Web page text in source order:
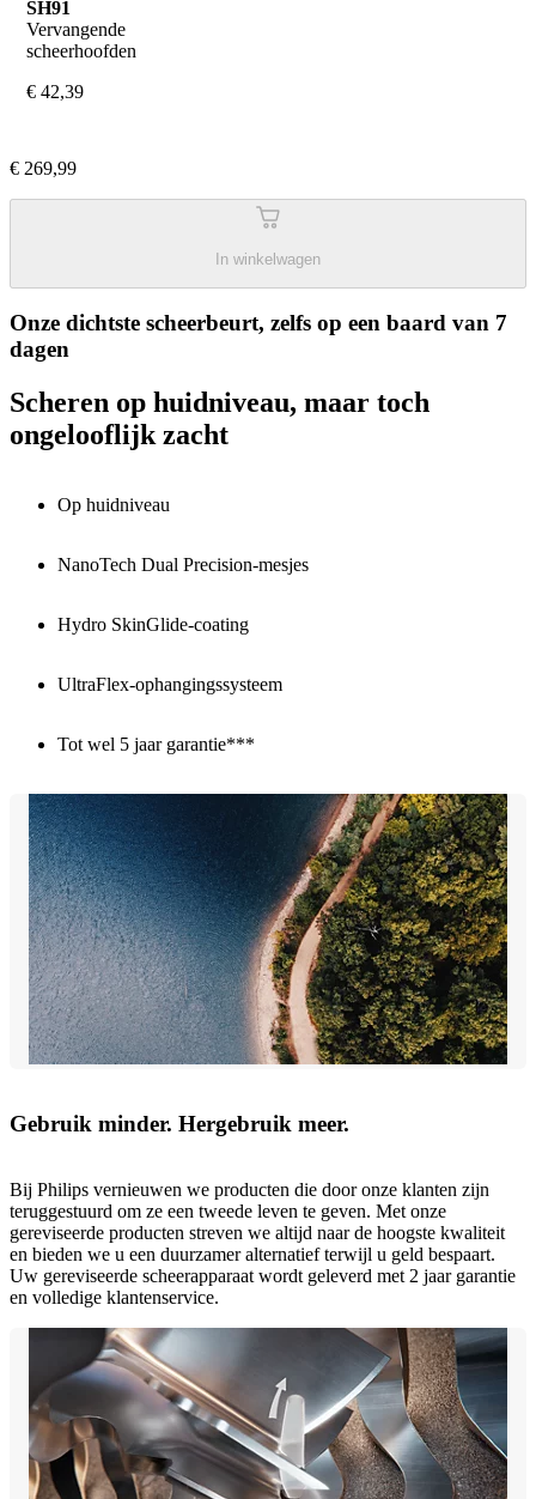
SH91
Vervangende
scheerhoofden
€ 42,39
€ 269,99
In winkelwagen
Onze dichtste scheerbeurt, zelfs op een baard van 7
dagen
Scheren op huidniveau, maar toch
ongelooflijk zacht
Op huidniveau
NanoTech Dual Precision-mesjes
Hydro SkinGlide-coating
UltraFlex-ophangingssysteem
Tot wel 5 jaar garantie***
Gebruik minder. Hergebruik meer.
Bij Philips vernieuwen we producten die door onze klanten zijn
teruggestuurd om ze een tweede leven te geven. Met onze
gereviseerde producten streven we altijd naar de hoogste kwaliteit
en bieden we u een duurzamer alternatief terwijl u geld bespaart.
Uw gereviseerde scheerapparaat wordt geleverd met 2 jaar garantie
en volledige klantenservice.